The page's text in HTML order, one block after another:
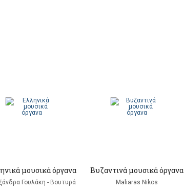
μουσικά όργανα
Γουλάκη - Βουτυρά
Βυζαντινά μουσικά όργανα
Maliaras Nikos